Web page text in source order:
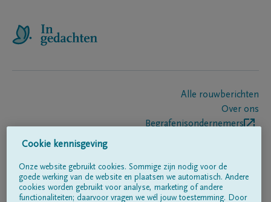
Alle rouwberichten
Over ons
Begrafenisondernemers
Volg ons op
Cookie kennisgeving
Onze website gebruikt cookies. Sommige zijn nodig voor de
goede werking van de website en plaatsen we automatisch. Andere
cookies worden gebruikt voor analyse, marketing of andere
functionaliteiten; daarvoor vragen we wél jouw toestemming. Door